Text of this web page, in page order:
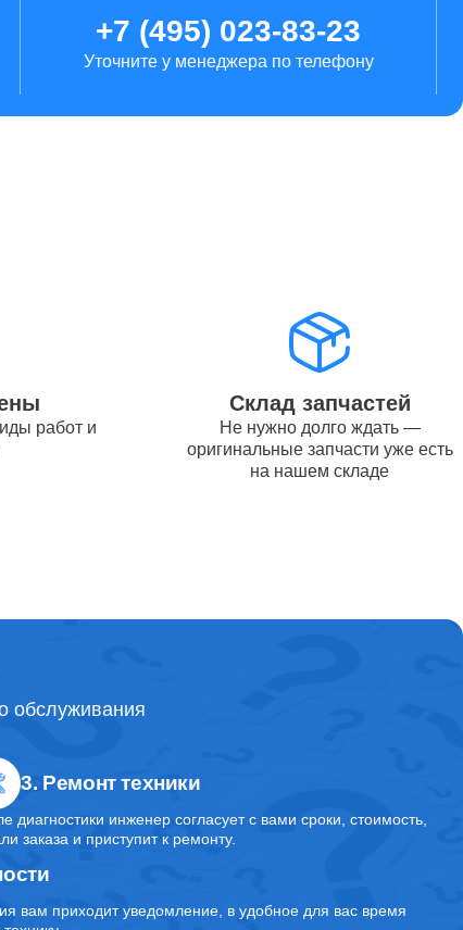
от 7200
+7 (495) 023-83-23
Уточните у менеджера по телефону
работ и
Склад запчастей
Не нужно долго ждать —
оригинальные запчасти уже есть
на нашем складе
обслуживания
3. Ремонт техники
диагностики инженер согласует с вами сроки, стоимость,
заказа и приступит к ремонту.
вам приходит уведомление, в удобное для вас время